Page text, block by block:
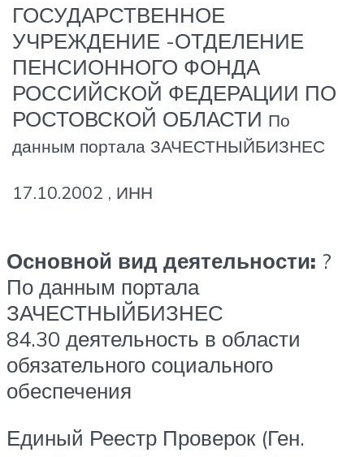
ГОСУДАРСТВЕННОЕ
УЧРЕЖДЕНИЕ -ОТДЕЛЕНИЕ
ПЕНСИОННОГО ФОНДА
РОССИЙСКОЙ ФЕДЕРАЦИИ ПО
РОСТОВСКОЙ ОБЛАСТИ По
данным портала ЗАЧЕСТНЫЙБИЗНЕС
17.10.2002 , ИНН
Основной вид деятельности: ?
По данным портала
ЗАЧЕСТНЫЙБИЗНЕС
84.30 деятельность в области
обязательного социального
обеспечения
Единый Реестр Проверок (Ген.